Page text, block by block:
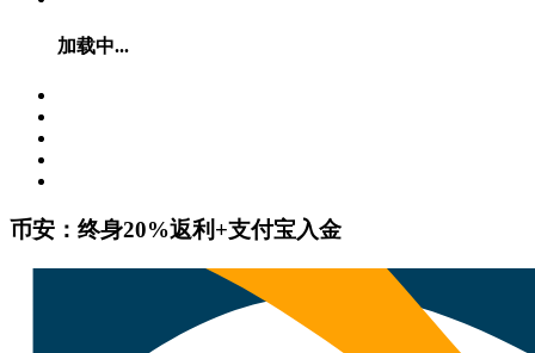
加载中...
币安：终身20%返利+支付宝入金